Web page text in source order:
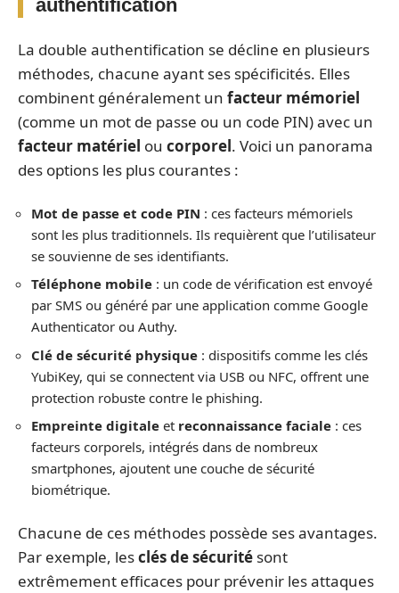
authentification
La double authentification se décline en plusieurs
méthodes, chacune ayant ses spécificités. Elles
combinent généralement un facteur mémoriel
(comme un mot de passe ou un code PIN) avec un
facteur matériel ou corporel. Voici un panorama
des options les plus courantes :
Mot de passe et code PIN : ces facteurs mémoriels
sont les plus traditionnels. Ils requièrent que l’utilisateur
se souvienne de ses identifiants.
Téléphone mobile : un code de vérification est envoyé
par SMS ou généré par une application comme Google
Authenticator ou Authy.
Clé de sécurité physique : dispositifs comme les clés
YubiKey, qui se connectent via USB ou NFC, offrent une
protection robuste contre le phishing.
Empreinte digitale et reconnaissance faciale : ces
facteurs corporels, intégrés dans de nombreux
smartphones, ajoutent une couche de sécurité
biométrique.
Chacune de ces méthodes possède ses avantages.
Par exemple, lesclés de sécurité sont
extrêmement efficaces pour prévenir les attaques